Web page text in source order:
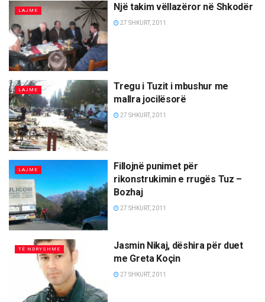
LAJME Një takim vëllazëror në Shkodër
27 SHKURT, 2011
LAJME
Tregu i Tuzit i mbushur me
mallra jocilësorë
27 SHKURT, 2011
LAJME
Fillojnë punimet për
rikonstrukimin e rrugës Tuz –
Bozhaj
27 SHKURT, 2011
TË NDRYSHME
Jasmin Nikaj, dëshira për duet
me Greta Koçin
27 SHKURT, 2011